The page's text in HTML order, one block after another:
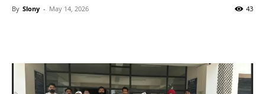
By Slony - May 14, 2026 43